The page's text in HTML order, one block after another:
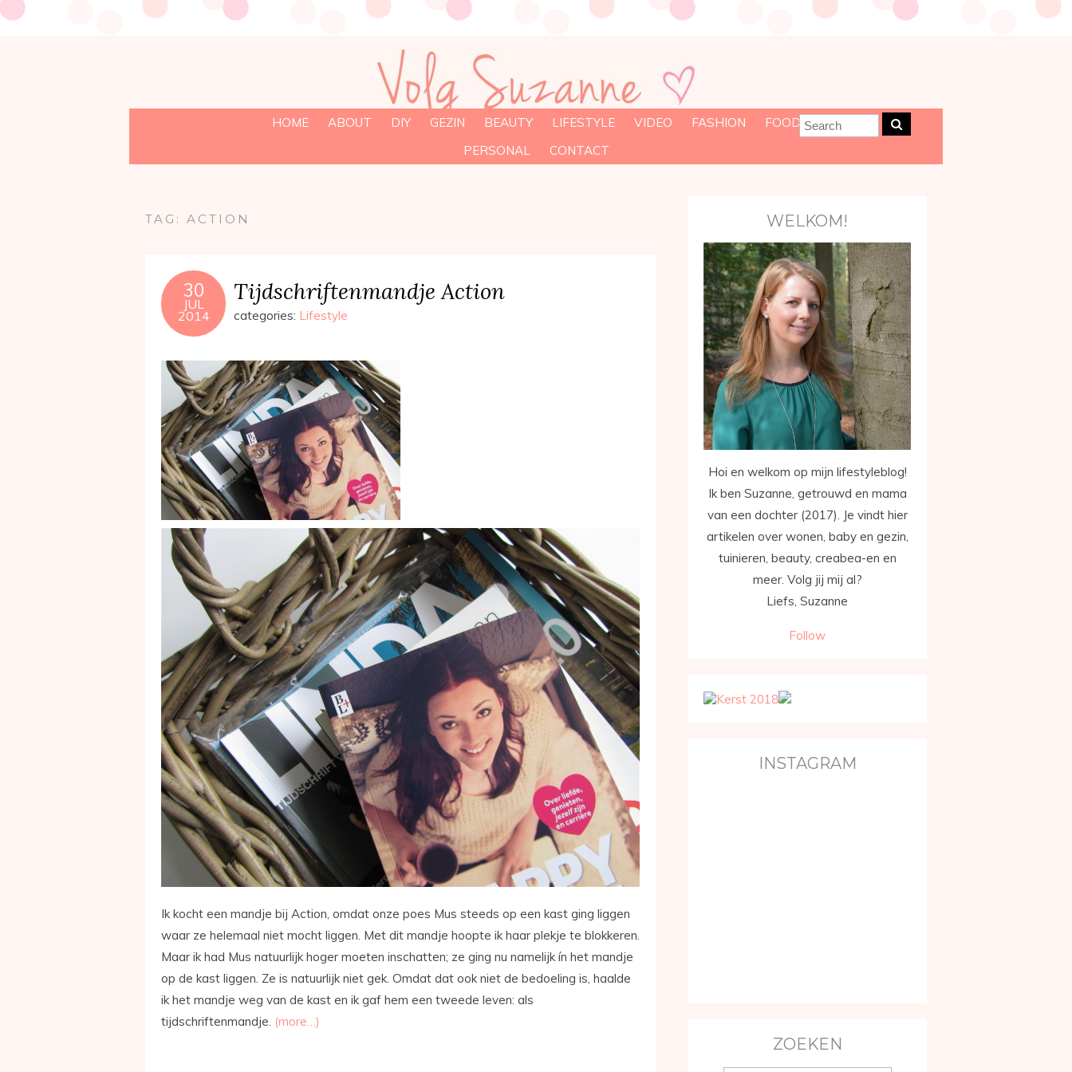
HOME ABOUT DIY GEZIN BEAUTY LIFESTYLE VIDEO FASHION
FOOD
PERSONAL
CONTACT
TAG:ACTION
30
JUL
2014
Tijdschriftenmandje Action
categories: Lifestyle
Ik kocht een mandje bij Action, omdat onze poes Mus steeds op een kast ging liggen
waar ze helemaal niet mocht liggen. Met dit mandje hoopte ik haar plekje te blokkeren.
Maar ik had Mus natuurlijk hoger moeten inschatten; ze ging nu namelijk ín het mandje
op de kast liggen. Ze is natuurlijk niet gek. Omdat dat ook niet de bedoeling is, haalde
ik het mandje weg van de kast en ik gaf hem een tweede leven: als
tijdschriftenmandje. (more…)
WELKOM!
Hoi en welkom op mijn lifestyleblog!
Ik ben Suzanne, getrouwd en mama
van een dochter (2017). Je vindt hier
artikelen over wonen, baby en gezin,
tuinieren, beauty, creabea-en en
meer. Volg jij mij al?
Liefs, Suzanne
Follow
INSTAGRAM
ZOEKEN